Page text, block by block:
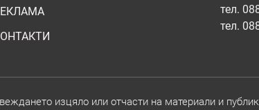
тел.
тел.
изцяло или отчасти на материали и